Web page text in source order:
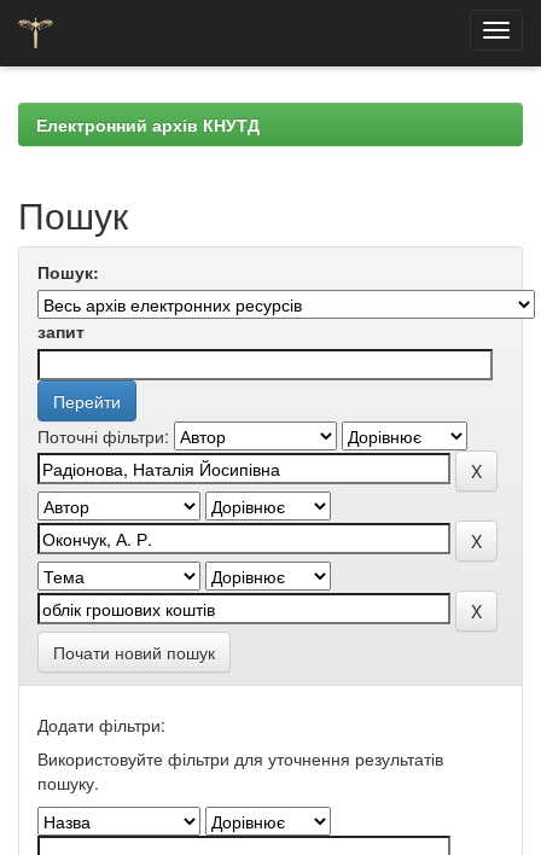
navigationЕлектронний архів КНУТД
Пошук
Пошук:
запит
Поточні фільтри:
Почати новий пошук
Додати фільтри:
Використовуйте фільтри для уточнення результатів
пошуку.